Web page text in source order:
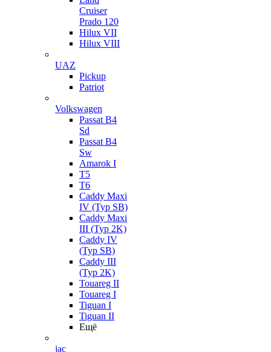
Cruiser
Prado 120
Hilux VII
Hilux VIII
UAZ
Pickup
Patriot
Volkswagen
Passat B4
Sd
Passat B4
Sw
Amarok I
T5
T6
Caddy Maxi
IV (Typ SB)
Caddy Maxi
III (Typ 2K)
Caddy IV
(Typ SB)
Caddy III
(Typ 2K)
Touareg II
Touareg I
Tiguan I
Tiguan II
Ещё
jac